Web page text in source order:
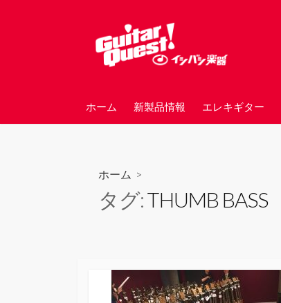
ホーム 新製品情報 エレキギター
ホーム >
タグ:THUMB BASS